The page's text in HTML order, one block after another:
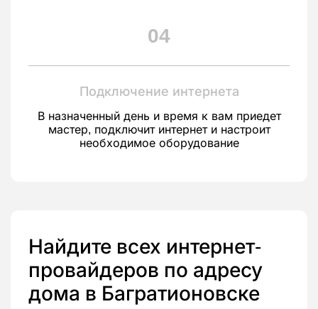
04
Подключение интернета
В назначенный день и время к вам приедет
мастер, подключит интернет и настроит
необходимое оборудование
Найдите всех интернет-
провайдеров по адресу
дома в Багратионовске